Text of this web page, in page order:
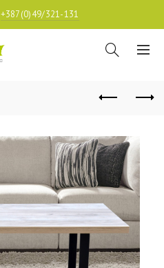
+387(0)49/321-131